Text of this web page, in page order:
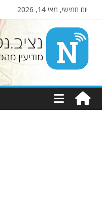
יום חמישי, מאי 14, 2026
Nziv.net
מודיעין
מהמקורות